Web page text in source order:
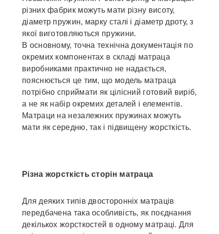
різних фабрик можуть мати різну висоту,
діаметр пружин, марку сталі і діаметр дроту, з
якої виготовляються пружини.
В основному, точна технічна документація по
окремих компонентах в складі матраца
виробниками практично не надається,
пояснюється це тим, що модель матраца
потрібно сприймати як цілісний готовий виріб,
а не як набір окремих деталей і елементів.
Матраци на незалежних пружинах можуть
мати як середню, так і підвищену жорсткість.
Різна жорсткість сторін матраца
Для деяких типів двосторонніх матраців
передбачена така особливість, як поєднання
декількох жорсткостей в одному матраці. Для